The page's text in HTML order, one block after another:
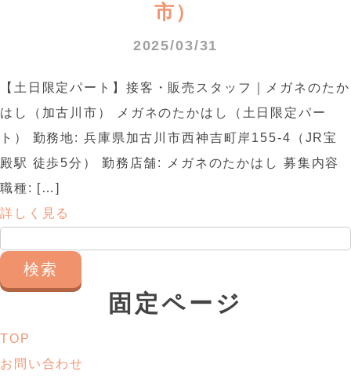
市）
2025/03/31
【土日限定パート】接客・販売スタッフ｜メガネのたか
はし（加古川市） メガネのたかはし（土日限定パー
ト） 勤務地: 兵庫県加古川市西神吉町岸155-4（JR宝
殿駅 徒歩5分） 勤務店舗: メガネのたかはし 募集内容
職種: […]
詳しく見る
索:
固定ページ
TOP
お問い合わせ